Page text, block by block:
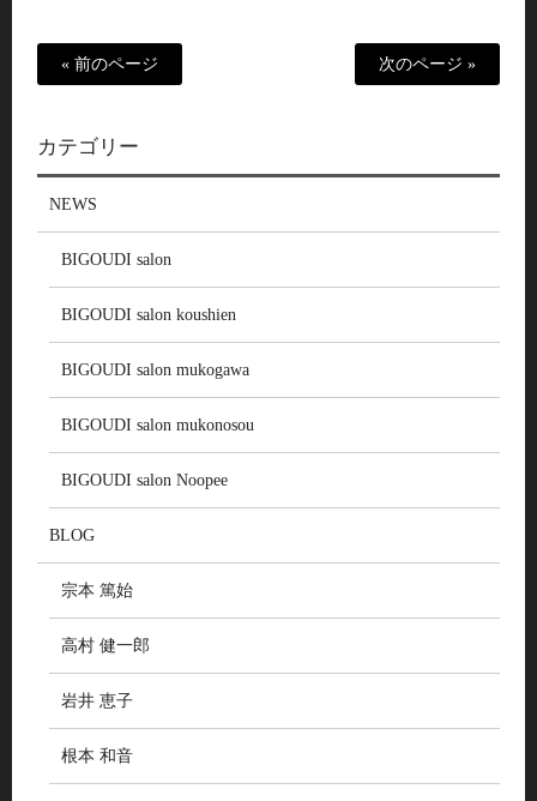
« 前のページ 次のページ »
カテゴリー
NEWS
BIGOUDI salon
BIGOUDI salon koushien
BIGOUDI salon mukogawa
BIGOUDI salon mukonosou
BIGOUDI salon Noopee
BLOG
宗本 篤始
高村 健一郎
岩井 恵子
根本 和音